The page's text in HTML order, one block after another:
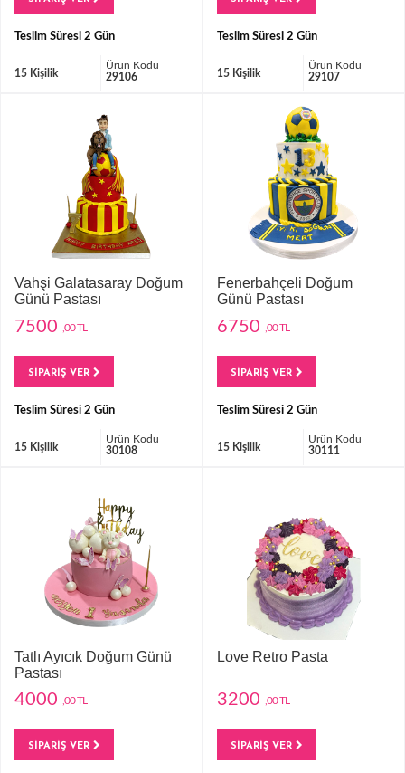
Teslim Süresi 2 Gün
15 Kişilik
Ürün Kodu
29106
Teslim Süresi 2 Gün
15 Kişilik
Ürün Kodu
29107
Vahşi Galatasaray Doğum
Günü Pastası
7500 ,00 TL
SİPARİŞ VER
Teslim Süresi 2 Gün
15 Kişilik
Ürün Kodu
30108
Fenerbahçeli Doğum
Günü Pastası
6750 ,00 TL
SİPARİŞ VER
Teslim Süresi 2 Gün
15 Kişilik
Ürün Kodu
30111
Tatlı Ayıcık Doğum Günü
Pastası
4000 ,00 TL
SİPARİŞ VER
Love Retro Pasta
3200 ,00 TL
SİPARİŞ VER